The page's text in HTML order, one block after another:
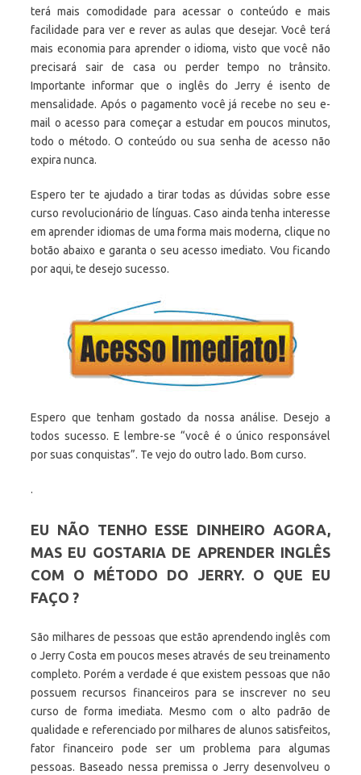
terá mais comodidade para acessar o conteúdo e mais
facilidade para ver e rever as aulas que desejar. Você terá
mais economia para aprender o idioma, visto que você não
precisará sair de casa ou perder tempo no trânsito.
Importante informar que o inglês do Jerry é isento de
mensalidade. Após o pagamento você já recebe no seu e-
mail o acesso para começar a estudar em poucos minutos,
todo o método. O conteúdo ou sua senha de acesso não
expira nunca.
Espero ter te ajudado a tirar todas as dúvidas sobre esse
curso revolucionário de línguas. Caso ainda tenha interesse
em aprender idiomas de uma forma mais moderna, clique no
botão abaixo e garanta o seu acesso imediato. Vou ficando
por aqui, te desejo sucesso.
Espero que tenham gostado da nossa análise. Desejo a
todos sucesso. E lembre-se “você é o único responsável
por suas conquistas”. Te vejo do outro lado. Bom curso.
.
EU NÃO TENHO ESSE DINHEIRO AGORA,
MAS EU GOSTARIA DE APRENDER INGLÊS
COM O MÉTODO DO JERRY. O QUE EU
FAÇO ?
São milhares de pessoas que estão aprendendo inglês com
o Jerry Costa em poucos meses através de seu treinamento
completo. Porém a verdade é que existem pessoas que não
possuem recursos financeiros para se inscrever no seu
curso de forma imediata. Mesmo com o alto padrão de
qualidade e referenciado por milhares de alunos satisfeitos,
fator financeiro pode ser um problema para algumas
pessoas. Baseado nessa premissa o Jerry desenvolveu o